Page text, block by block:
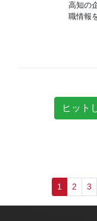
高知の
職情報
1 2 3